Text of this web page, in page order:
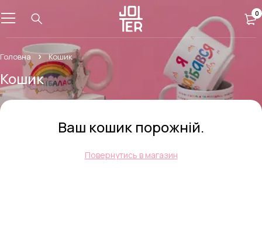
0
Головна Кошик
Кошик
Ваш кошик порожній.
Повернутись в магазин